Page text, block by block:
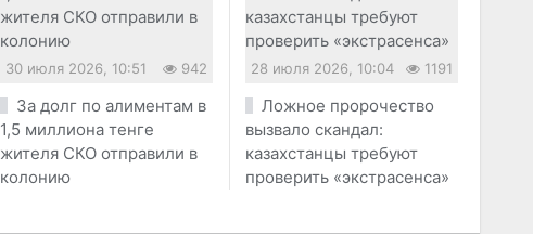
30 июля 2026, 10:51 942
За долг по алиментам в
1,5 миллиона тенге
жителя СКО отправили в
колонию
28 июля 2026, 10:04 1191
Ложное пророчество
вызвало скандал:
казахстанцы требуют
проверить «экстрасенса»